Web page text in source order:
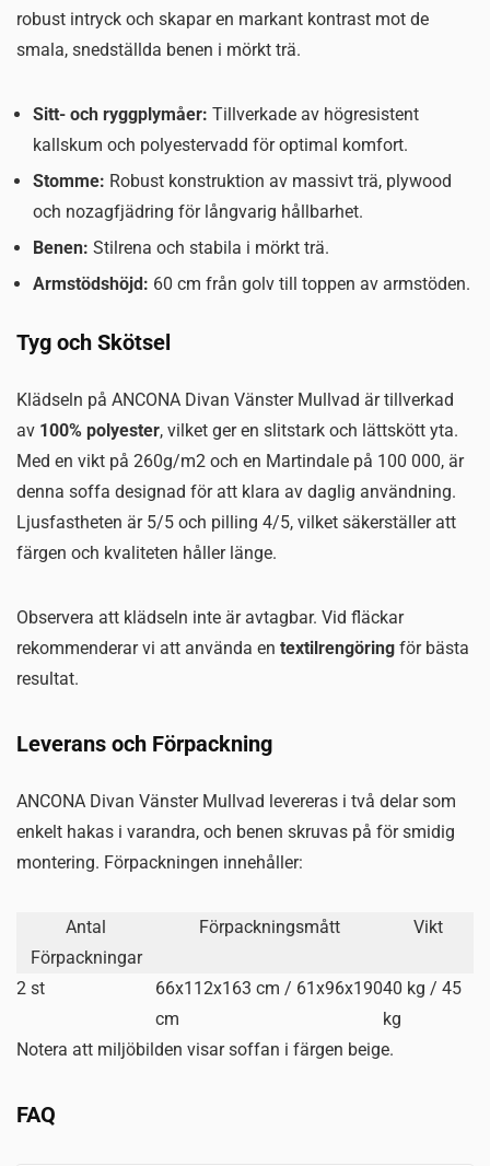
robust intryck och skapar en markant kontrast mot de
smala, snedställda benen i mörkt trä.
Sitt- och ryggplymåer: Tillverkade av högresistent
kallskum och polyestervadd för optimal komfort.
Stomme: Robust konstruktion av massivt trä, plywood
och nozagfjädring för långvarig hållbarhet.
Benen: Stilrena och stabila i mörkt trä.
Armstödshöjd: 60 cm från golv till toppen av armstöden.
Tyg och Skötsel
Klädseln på ANCONA Divan Vänster Mullvad är tillverkad
av 100% polyester, vilket ger en slitstark och lättskött yta.
Med en vikt på 260g/m2 och en Martindale på 100 000, är
denna soffa designad för att klara av daglig användning.
Ljusfastheten är 5/5 och pilling 4/5, vilket säkerställer att
färgen och kvaliteten håller länge.
Observera att klädseln inte är avtagbar. Vid fläckar
rekommenderar vi att använda en textilrengöring för bästa
resultat.
Leverans och Förpackning
ANCONA Divan Vänster Mullvad levereras i två delar som
enkelt hakas i varandra, och benen skruvas på för smidig
montering. Förpackningen innehåller:
Antal
Förpackningar
Förpackningsmått Vikt
2 st
66x112x163 cm / 61x96x190
cm
40 kg / 45
kg
Notera att miljöbilden visar soffan i färgen beige.
FAQ